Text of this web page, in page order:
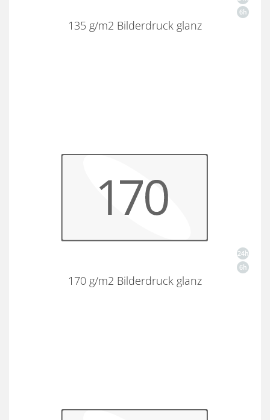
135 g/m2 Bilderdruck glanz
170 g/m2 Bilderdruck glanz